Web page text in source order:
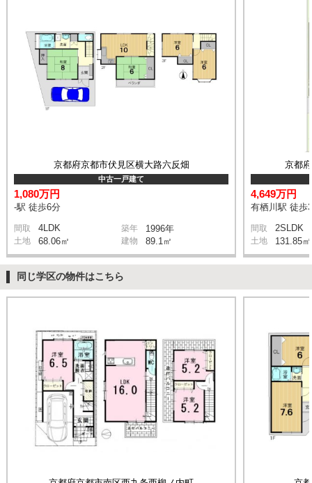
京都府京都市伏見区横大路六反畑
中古一戸建て
1,080万円
-駅 徒歩6分
間取 4LDK 築年 1996年
土地 68.06㎡ 建物 89.1㎡
京都
4,649万円
有栖川駅 徒歩
間取 2SLDK
土地 131.85㎡
同じ学区の物件はこちら